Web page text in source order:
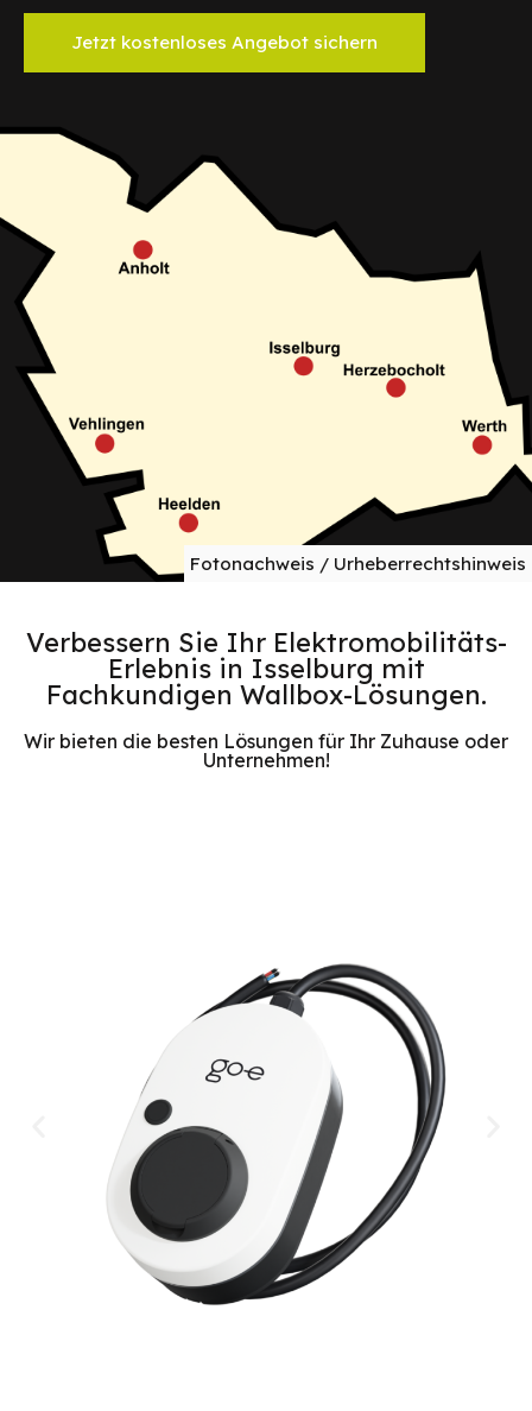
Jetzt kostenloses Angebot sichern
Fotonachweis / Urheberrechtshinweis
Verbessern Sie Ihr Elektromobilitäts-
Erlebnis in Isselburg mit
Fachkundigen Wallbox-Lösungen.
Wir bieten die besten Lösungen für Ihr Zuhause oder
Unternehmen!